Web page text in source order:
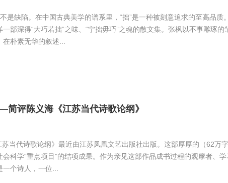
缺陷。在中国古典美学的谱系里，“拙”是一种被刻意追求的至高品质
部深得“大巧若拙”之味、“宁拙毋巧”之魂的散文集。张枫以不事雕琢
朴素无华的叙述...
评陈义海《江苏当代诗歌论纲》
当代诗歌论纲》最近由江苏凤凰文艺出版社出版。这部厚厚的（62万
会科学“重点项目”的结项成果。作为亲见这部作品成书过程的观摩者、
个诗人，一位...